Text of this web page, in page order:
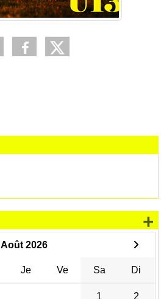
Août 2026
Je Ve Sa Di
1 2
+